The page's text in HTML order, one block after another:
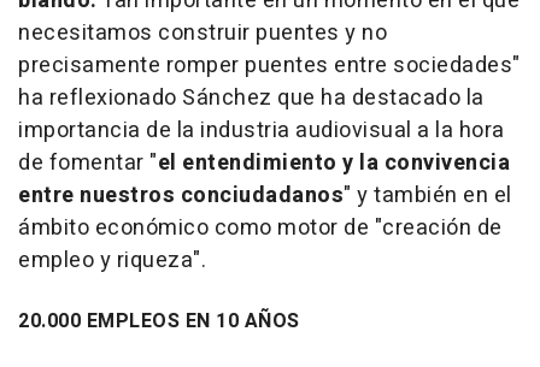
necesitamos construir puentes y no
precisamente romper puentes entre sociedades"
ha reflexionado Sánchez que ha destacado la
importancia de la industria audiovisual a la hora
de fomentar "el entendimiento y la convivencia
entre nuestros conciudadanos" y también en el
ámbito económico como motor de "creación de
empleo y riqueza".
20.000 EMPLEOS EN 10 AÑOS